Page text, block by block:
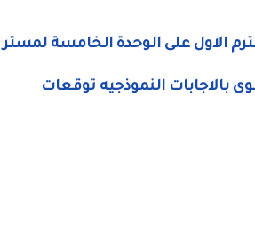
الاول على الوحدة الخامسة لمستر
بالاجابات النموذجيه توقعات